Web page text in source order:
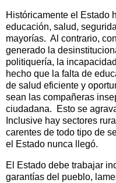
Históricamente el Estado
educación, salud,
mayorías. Al contrario,
generado la
politiquería, la
hecho que la falta de
de salud eficiente y
sean las compañeras
ciudadana.
Esto se
Inclusive hay sectores
carentes de todo tipo de
el Estado nunca llegó.
El Estado debe trabajar
garantías del pueblo,